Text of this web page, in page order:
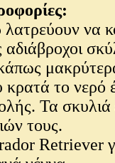
να
αδιάβροχοι
το νερό
Τα
τους.
Retriever